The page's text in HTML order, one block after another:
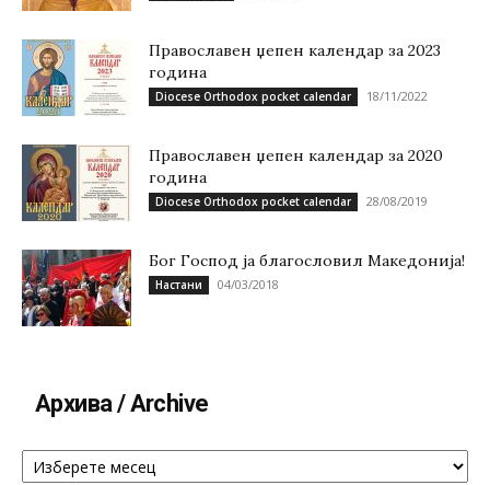
Православен џепен календар за 2023
година
Diocese Orthodox pocket calendar 18/11/2022
Православен џепен календар за 2020
година
Diocese Orthodox pocket calendar 28/08/2019
Бог Господ ја благословил Македонија!
Настани 04/03/2018
Архива / Archive
Архива